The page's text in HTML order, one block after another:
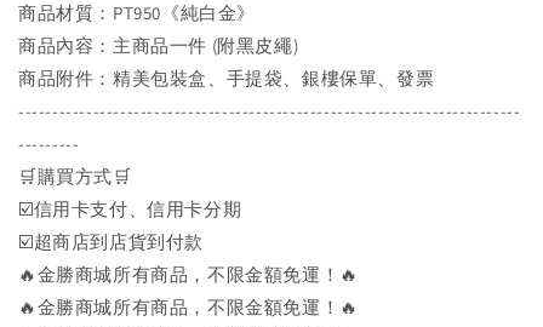
商品材質：PT950《純白金》
商品內容：主商品一件 (附黑皮繩)
商品附件：精美包裝盒、手提袋、銀樓保單、發票
--------------------------------------------------------------------------
---------
🛒購買方式🛒
☑️信用卡支付、信用卡分期
☑️超商店到店貨到付款
🔥金勝商城所有商品，不限金額免運！🔥
🔥金勝商城所有商品，不限金額免運！🔥